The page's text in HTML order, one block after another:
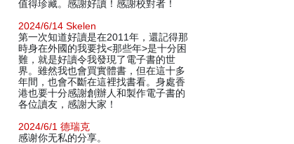
值得珍藏。感謝好讀！感謝校對者！
2024/6/14 Skelen
第一次知道好讀是在2011年，還記得那
時身在外國的我要找<那些年>是十分困
難，就是好讀令我發現了電子書的世
界。雖然我也會買實體書，但在這十多
年間，也會不斷在這裡找書看。身處香
港也要十分感謝創辦人和製作電子書的
各位讀友，感謝大家！
2024/6/1 德瑞克
感谢你无私的分享。